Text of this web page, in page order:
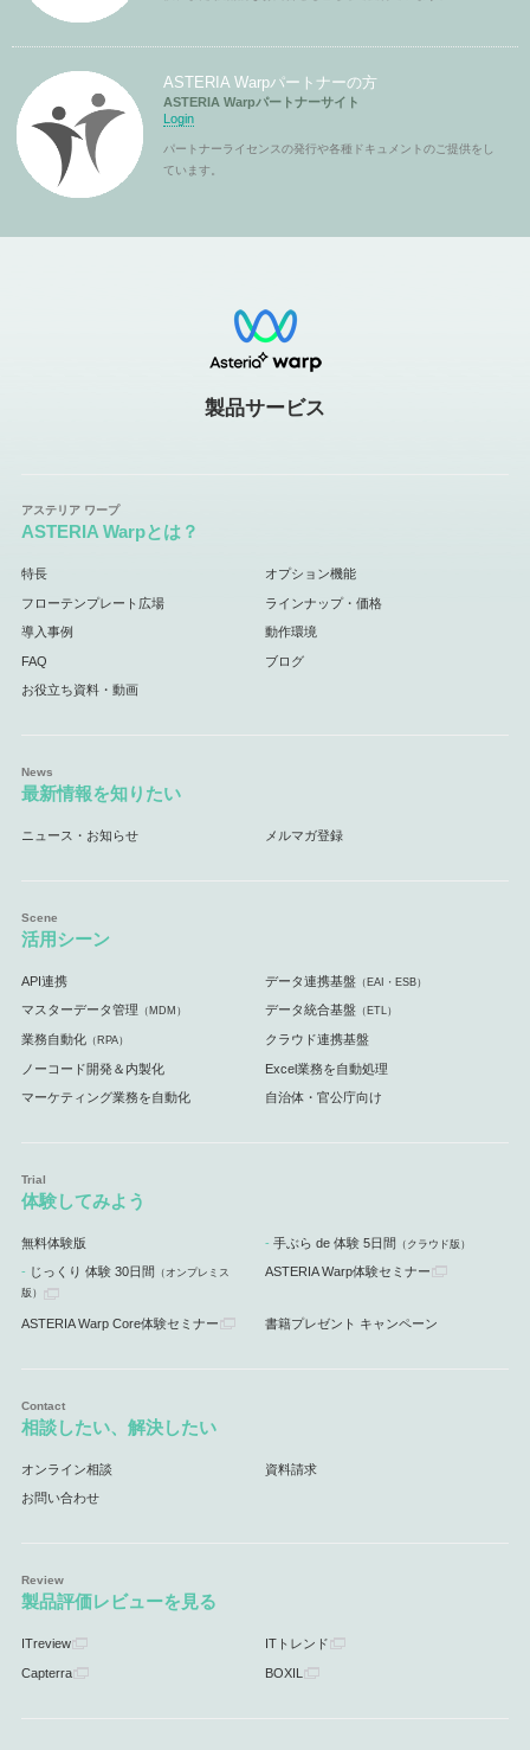
ASTERIA Warpパートナーの方
ASTERIA Warpパートナーサイト
Login
パートナーライセンスの発行や各種ドキュメントのご提供をし
ています。
製品サービス
ASTERIA Warpとは？
特長 オプション機能
フローテンプレート広場 ラインナップ・価格
導入事例 動作環境
FAQ ブログ
お役立ち資料・動画
最新情報を知りたい
ニュース・お知らせ メルマガ登録
活用シーン
API連携 データ連携基盤 （EAI・ESB）
マスターデータ管理 （MDM） データ統合基盤 （ETL）
業務自動化（RPA） クラウド連携基盤
ノーコード開発＆内製化 Excel業務を自動処理
マーケティング業務を自動化 自治体・官公庁向け
体験してみよう
無料体験版 手ぶら de 体験 5日間 （クラウド版）
じっくり 体験 30日間 （オンプレミス
版）
ASTERIA Warp体験セミナー
ASTERIA Warp Core体験セミナー 書籍プレゼント キャンペーン
相談したい、解決したい
オンライン相談 資料請求
お問い合わせ
製品評価レビューを見る
ITreview ITトレンド
Capterra BOXIL